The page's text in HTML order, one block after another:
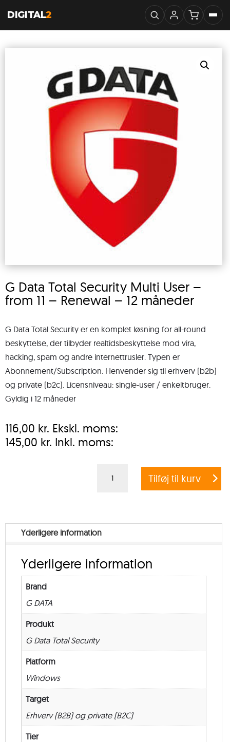
DIGITAL2
G Data Total Security Multi User –
from 11 – Renewal – 12 måneder
G Data Total Security er en komplet løsning for all-round
beskyttelse, der tilbyder realtidsbeskyttelse mod vira,
hacking, spam og andre internettrusler. Typen er
Abonnement/Subscription. Henvender sig til erhverv (b2b)
og private (b2c). Licensniveau: single-user / enkeltbruger.
Gyldig i 12 måneder
116,00 kr. Ekskl. moms:
145,00 kr. Inkl. moms:
Multi
User
from
12
måneder
Tilføj til kurv
Yderligere information
Yderligere information
Brand
G DATA
Produkt
G Data Total Security
Platform
Windows
Target
Erhverv (B2B) og private (B2C)
Tier